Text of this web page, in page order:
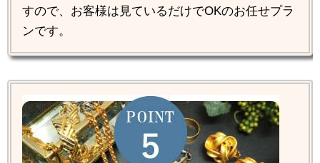
すので、お客様は見ているだけでOKのお任せプラ
ンです。